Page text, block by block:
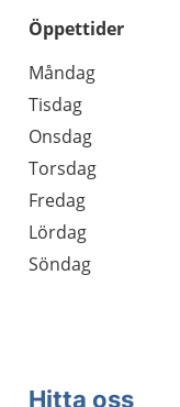
Öppettider
Dag
Öppettider
Kommentarer
Måndag
Tisdag
Onsdag
Torsdag
Fredag
Lördag
Söndag
Hitta oss